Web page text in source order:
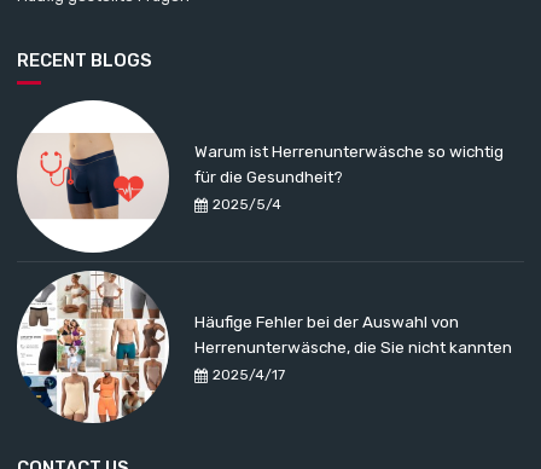
RECENT BLOGS
2025/5/4
Warum ist Herrenunterwäsche so wichtig
für die Gesundheit?
2025/4/17
Häufige Fehler bei der Auswahl von
Herrenunterwäsche, die Sie nicht kannten